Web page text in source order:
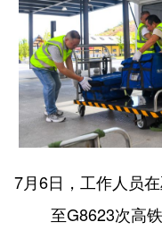
7月6日，工作人员
至G8623次高